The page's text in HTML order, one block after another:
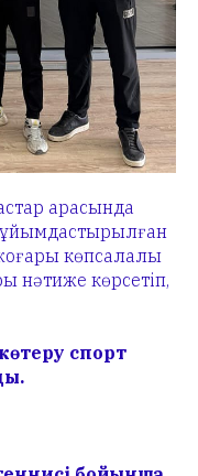
арасында
көпсалалы
нәтиже көрсетіп,
спорт